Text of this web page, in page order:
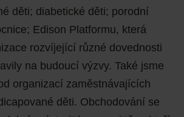
děti; diabetické děti; porodní
Edison Platformu, která
rozvíjející různé dovednosti
na budoucí výzvy. Také jsme
organizací zaměstnávajících
děti. Obchodování se